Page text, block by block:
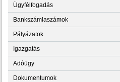
Ügyfélfogadás
Bankszámlaszámok
Pályázatok
Igazgatás
Adóügy
Dokumentumok